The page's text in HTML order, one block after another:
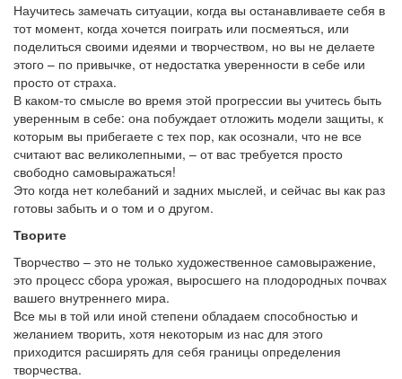
Научитесь замечать ситуации, когда вы останавливаете себя в
тот момент, когда хочется поиграть или посмеяться, или
поделиться своими идеями и творчеством, но вы не делаете
этого – по привычке, от недостатка уверенности в себе или
просто от страха.
В каком-то смысле во время этой прогрессии вы учитесь быть
уверенным в себе: она побуждает отложить модели защиты, к
которым вы прибегаете с тех пор, как осознали, что не все
считают вас великолепными, – от вас требуется просто
свободно самовыражаться!
Это когда нет колебаний и задних мыслей, и сейчас вы как раз
готовы забыть и о том и о другом.
Творите
Творчество – это не только художественное самовыражение,
это процесс сбора урожая, выросшего на плодородных почвах
вашего внутреннего мира.
Все мы в той или иной степени обладаем способностью и
желанием творить, хотя некоторым из нас для этого
приходится расширять для себя границы определения
творчества.